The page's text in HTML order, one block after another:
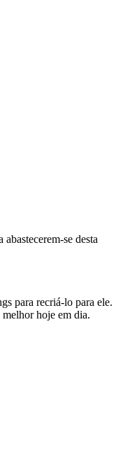
se desta
para recriá-lo para ele.
hoje em dia.